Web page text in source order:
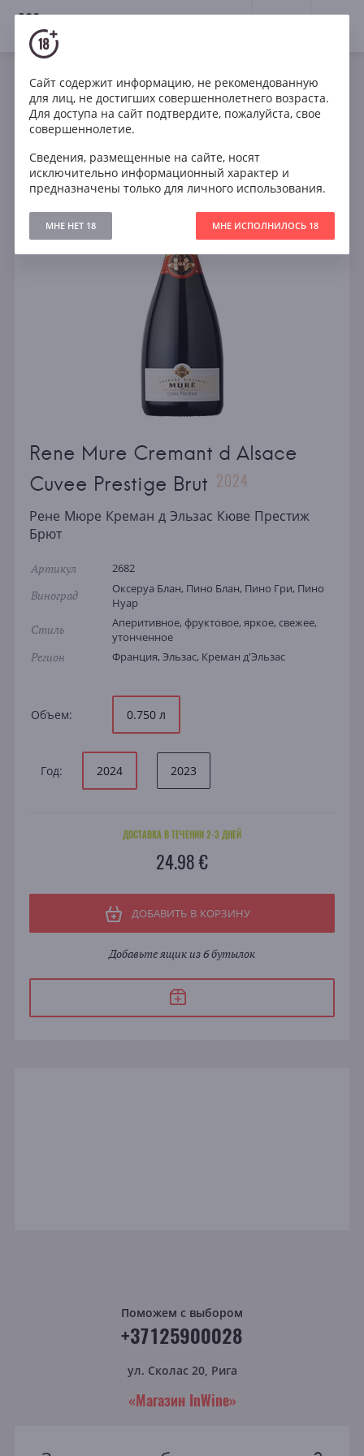
18+
Игристое
Франция
Rene Mure Cremant d Alsace Cuvee Prestige Brut
Rene Mure Cremant d Alsace
Cuvee Prestige Brut 2024
Рене Мюре Креман д Эльзас Кюве Престиж
Брют
Артикул 2682
Виноград
Оксеруа Блан, Пино Блан, Пино Гри, Пино
Нуар
Стиль
Аперитивное, фруктовое, яркое, свежее,
утонченное
Регион Франция, Эльзас, Креман д'Эльзас
Объем: 0.750 л
Год: 2024 2023
ДОСТАВКА В ТЕЧЕНИИ 2-3 ДНЕЙ
24.98 €
ДОБАВИТЬ В КОРЗИНУ
Добавьте ящик из 6 бутылок
Поможем с выбором
+37125900028
ул. Сколас 20, Рига
«Магазин InWine»
Сайт содержит информацию, не рекомендованную
для лиц, не достигших совершеннолетнего возраста.
Для доступа на сайт подтвердите, пожалуйста, свое
совершеннолетие.
Сведения, размещенные на сайте, носят
исключительно информационный характер и
предназначены только для личного использования.
МНЕ НЕТ 18 МНЕ ИСПОЛНИЛОСЬ 18